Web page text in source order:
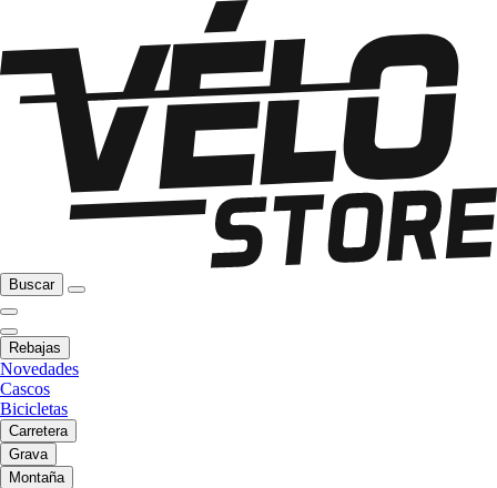
Buscar
Rebajas
Novedades
Cascos
Bicicletas
Carretera
Grava
Montaña